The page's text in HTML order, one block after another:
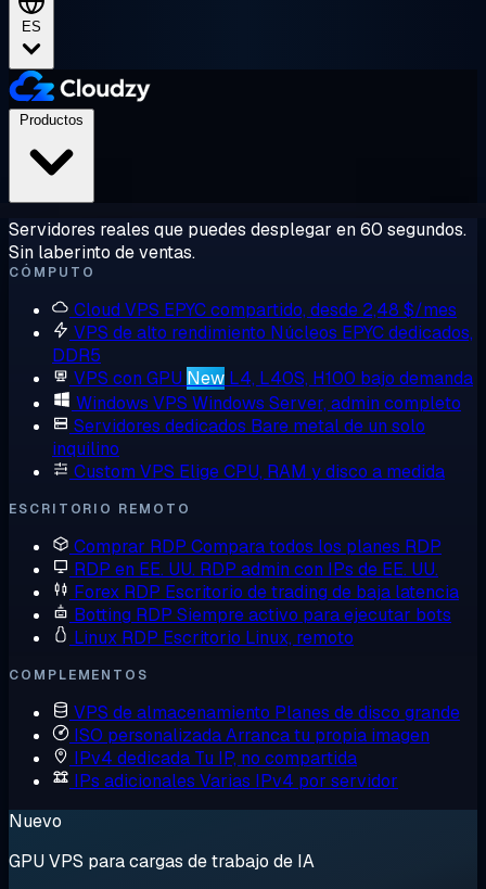
ES
Servidores reales que puedes desplegar en 60 segundos.
Sin laberinto de ventas.
CÓMPUTO
Cloud VPS EPYC compartido, desde 2,48 $/mes
VPS de alto rendimiento Núcleos EPYC dedicados,
DDR5
VPS con GPU New L4, L40S, H100 bajo demanda
Windows VPS Windows Server, admin completo
Servidores dedicados Bare metal de un solo
inquilino
Custom VPS Elige CPU, RAM y disco a medida
ESCRITORIO REMOTO
Comprar RDP Compara todos los planes RDP
RDP en EE. UU. RDP admin con IPs de EE. UU.
Forex RDP Escritorio de trading de baja latencia
Botting RDP Siempre activo para ejecutar bots
Linux RDP Escritorio Linux, remoto
COMPLEMENTOS
VPS de almacenamiento Planes de disco grande
ISO personalizadaArranca tu propia imagen
IPv4 dedicada Tu IP, no compartida
IPs adicionales Varias IPv4 por servidor
Nuevo
GPU VPS para cargas de trabajo de IA